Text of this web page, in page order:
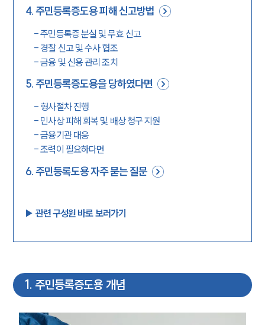
4.주민등록증도용 피해 신고방법
-주민등록증 분실 및 무효 신고
- 경찰 신고 및 수사 협조
-금융 및 신용 관리 조치
5.주민등록증도용을 당하였다면
- 형사절차 진행
- 민사상 피해 회복 및 배상 청구 지원
-금융기관 대응
-조력이 필요하다면
6.주민등록도용 자주 묻는 질문
▶︎ 관련 구성원 바로 보러가기
1 . 주민등록증도용 개념